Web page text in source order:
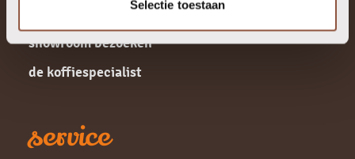
Selectie toestaan
showroom bezoeken
de koffiespecialist
service